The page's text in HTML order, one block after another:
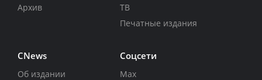
Архив
ТВ
Печатные издания
CNews
Об издании
Соцсети
Max